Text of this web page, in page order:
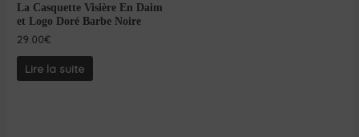
La Casquette Visière En Daim
et Logo Doré Barbe Noire
29.00€
Lire la suite